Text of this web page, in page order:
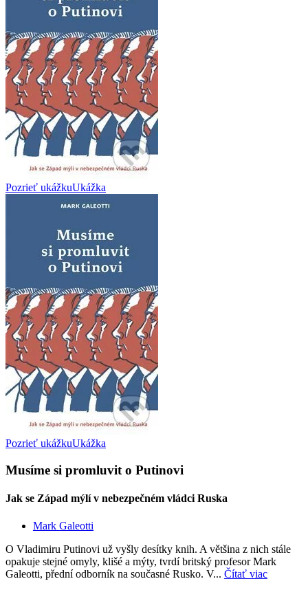
Pozrieť ukážkuUkážka
Pozrieť ukážkuUkážka
Musíme si promluvit o Putinovi
Jak se Západ mýlí v nebezpečném vládci Ruska
Mark Galeotti
O Vladimiru Putinovi už vyšly desítky knih. A většina z nich stále
opakuje stejné omyly, klišé a mýty, tvrdí britský profesor Mark
Galeotti, přední odborník na současné Rusko. V... Čítať viac